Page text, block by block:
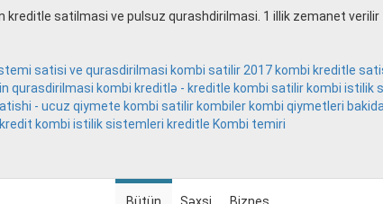
kreditle satilmasi ve pulsuz qurashdirilmasi. 1 illik zemanet verilir
satisi ve qurasdirilmasi kombi satilir 2017 kombi kreditle
qurasdirilmasi kombi kreditlə - kreditle kombi satilir kombi istilik
- ucuz qiymete kombi satilir kombiler kombi qiymetleri bakida
kombi istilik sistemleri kreditle Kombi temiri